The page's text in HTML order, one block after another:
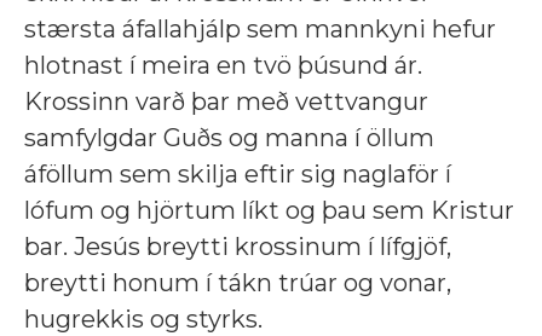
stærsta áfallahjálp sem mannkyni hefur
hlotnast í meira en tvö þúsund ár.
Krossinn varð þar með vettvangur
samfylgdar Guðs og manna í öllum
áföllum sem skilja eftir sig naglaför í
lófum og hjörtum líkt og þau sem Kristur
bar. Jesús breytti krossinum í lífgjöf,
breytti honum í tákn trúar og vonar,
hugrekkis og styrks.